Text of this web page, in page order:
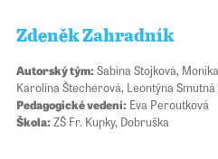
Zdeněk Zahradník
Autorský tým:Sabina Stojková,
Karolína Štecherová, Leontýna
Pedagogické vedení: Eva Peroutková
Škola:ZŠ Fr. Kupky, Dobruška